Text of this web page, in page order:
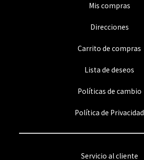
Mis compras
Direcciones
Carrito de compras
Lista de deseos
Políticas de cambio
Política de Privacidad
Servicio al cliente